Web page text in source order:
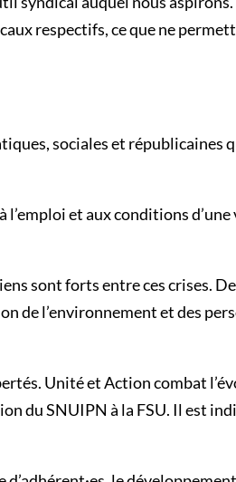
respectifs, ce que ne
sociales et républicaines
l’emploi et aux conditions
sont forts entre ces crises.
l’environnement et des
Unité et Action combat
du SNUIPN à la FSU. Il est